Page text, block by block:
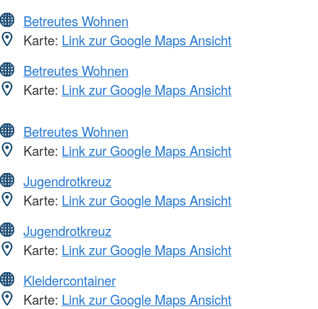
Betreutes Wohnen
Karte: Link zur Google Maps Ansicht
Betreutes Wohnen
Karte: Link zur Google Maps Ansicht
Betreutes Wohnen
Karte: Link zur Google Maps Ansicht
Jugendrotkreuz
Karte: Link zur Google Maps Ansicht
Jugendrotkreuz
Karte: Link zur Google Maps Ansicht
Kleidercontainer
Karte: Link zur Google Maps Ansicht